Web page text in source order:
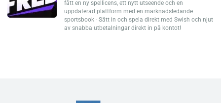
fått en ny spellicens, ett nytt utseende och en
uppdaterad plattform med en marknadsledande
sportsbook - Sätt in och spela direkt med Swish och njut
av snabba utbetalningar direkt in på kontot!